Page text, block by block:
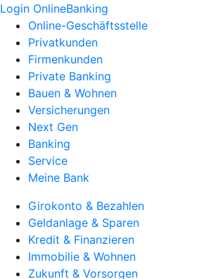
Login OnlineBanking
Online-Geschäftsstelle
Privatkunden
Firmenkunden
Private Banking
Bauen & Wohnen
Versicherungen
Next Gen
Banking
Service
Meine Bank
Girokonto & Bezahlen
Geldanlage & Sparen
Kredit & Finanzieren
Immobilie & Wohnen
Zukunft & Vorsorgen